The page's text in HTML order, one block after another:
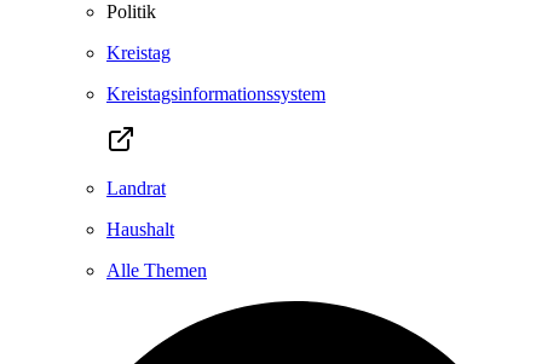
Politik
Kreistag
Kreistagsinformationssystem
Landrat
Haushalt
Alle Themen